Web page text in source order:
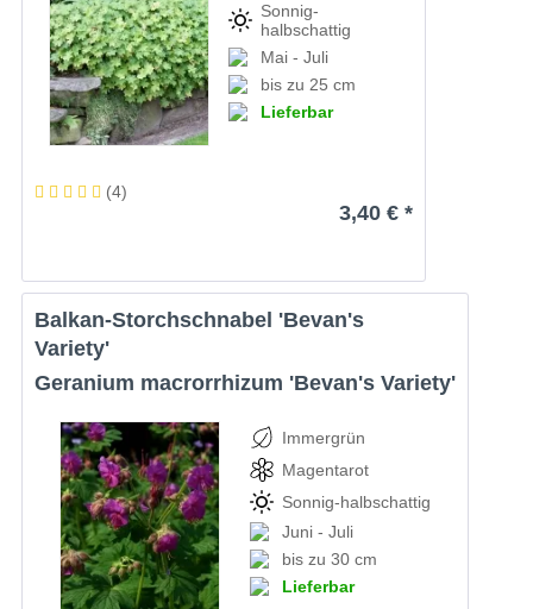
Sonnig-
halbschattig
Mai - Juli
bis zu 25 cm
Lieferbar
(4)
3,40 € *
Balkan-Storchschnabel 'Bevan's
Variety'
Geranium macrorrhizum 'Bevan's Variety'
Immergrün
Magentarot
Sonnig-halbschattig
Juni - Juli
bis zu 30 cm
Lieferbar